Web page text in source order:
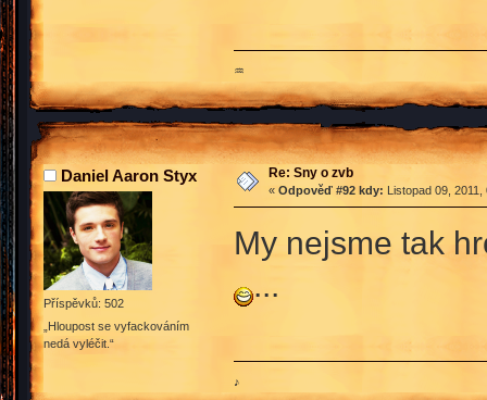
♒
Daniel Aaron Styx
Příspěvků: 502
„Hloupost se vyfackováním
nedá vyléčit.“
Re: Sny o zvb
« Odpověď #92 kdy: Listopad 09,
My nejsme tak
...
♪